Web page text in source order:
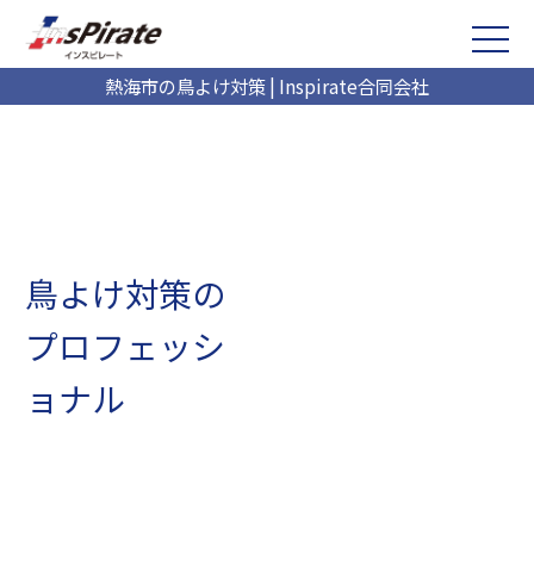
熱海市の鳥よけ対策 | Inspirate合同会社
鳥よけ対策の
プロフェッシ
ョナル